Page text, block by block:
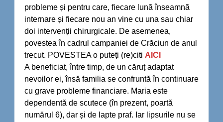
probleme și pentru care, fiecare lună înseamnă
internare și fiecare nou an vine cu una sau chiar
doi intervenții chirurgicale. De asemenea,
povestea în cadrul campaniei de Crăciun de anul
trecut. POVESTEA o puteți (re)citi AICI
A beneficiat, între timp, de un căruț adaptat
nevoilor ei, însă familia se confruntă în continuare
cu grave probleme financiare. Maria este
dependentă de scutece (în prezent, poartă
numărul 6), dar și de lapte praf. Iar lipsurile nu se